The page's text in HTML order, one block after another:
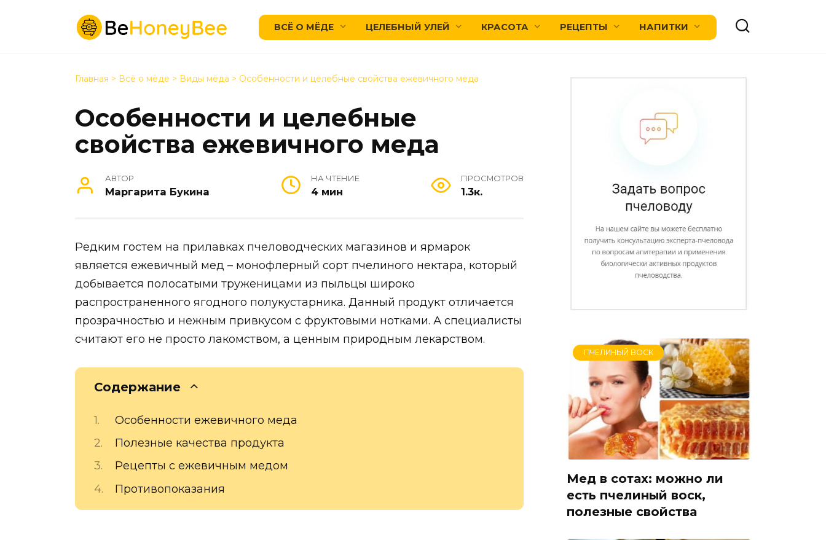
ВСЁ О МЁДЕ ЦЕЛЕБНЫЙ УЛЕЙ КРАСОТА РЕЦЕПТЫ НАПИТКИ
Главная > Всё о мёде > Виды мёда > Особенности и целебные свойства ежевичного меда
Особенности и целебные
свойства ежевичного меда
АВТОР
Маргарита Букина
НА ЧТЕНИЕ
4 мин
ПРОСМОТРОВ
1.3к.
Редким гостем на прилавках пчеловодческих магазинов и ярмарок
является ежевичный мед – монофлерный сорт пчелиного нектара, который
добывается полосатыми труженицами из пыльцы широко
распространенного ягодного полукустарника. Данный продукт отличается
прозрачностью и нежным привкусом с фруктовыми нотками. А специалисты
считают его не просто лакомством, а ценным природным лекарством.
Содержание
Особенности ежевичного меда
Полезные качества продукта
Рецепты с ежевичным медом
Противопоказания
ПЧЕЛИНЫЙ ВОСК
Мед в сотах: можно ли
есть пчелиный воск,
полезные свойства